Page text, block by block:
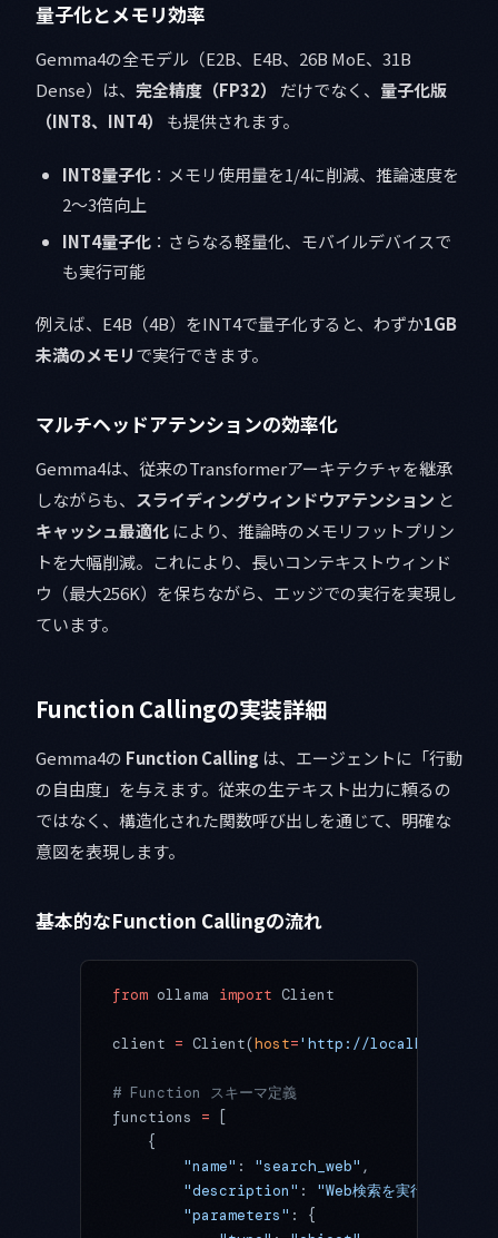
量子化とメモリ効率
Gemma4の全モデル（E2B、E4B、26B MoE、31B
Dense）は、 完全精度（FP32） だけでなく、 量子化版
（INT8、INT4）
も提供されます。
INT8量子化 ：メモリ使用量を1/4に削減、推論速度を
2〜3倍向上
INT4量子化 ：さらなる軽量化、モバイルデバイスで
も実行可能
例えば、E4B（4B）をINT4で量子化すると、わずか1GB
未満のメモリで実行できます。
マルチヘッドアテンションの効率化
Gemma4は、従来のTransformerアーキテクチャを継承
しながらも、 スライディングウィンドウアテンション と
キャッシュ最適化 により、推論時のメモリフットプリン
トを大幅削減。これにより、長いコンテキストウィンド
ウ（最大256K）を保ちながら、エッジでの実行を実現し
ています。
Function Callingの実装詳細
Gemma4の Function Calling は、エージェントに「行動
の自由度」を与えます。従来の生テキスト出力に頼るの
ではなく、構造化された関数呼び出しを通じて、明確な
意図を表現します。
基本的なFunction Callingの流れ
from ollama import Client
client = Client(host='http://
# Function スキーマ定義
functions = [
    {
        "name"
: "search_web" ,
        "description"
: "Web検索を実行してリア
        "parameters"
: {